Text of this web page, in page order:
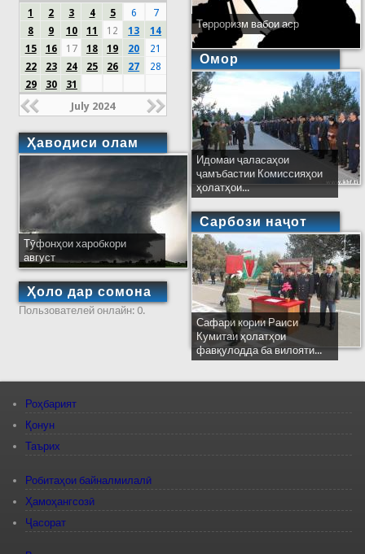
1
2 3 4 5 6
7
8
9 10 11 12 13
14
15
16 17 18 19 20
21
22
23 24 25 26 27
28
29
30 31
July 2024
Ҳаводиси олам
Тӯфонҳои харобкори
август
Ҳоло дар сомона
Пользователей онлайн: 0.
Терроризм вабои аср
Омор
Идомаи ҷаласаҳои
ҷамъбастии Комиссияҳои
ҳолатҳои...
Сарбози наҷот
Сафари кории Раиси
Кумитаи ҳолатҳои
фавқулодда ба вилояти...
Роҳбарият
Қонун
Таърих
Робитаҳои байналмилалӣ
Ҳамоҳангсозӣ
Ҷасорат